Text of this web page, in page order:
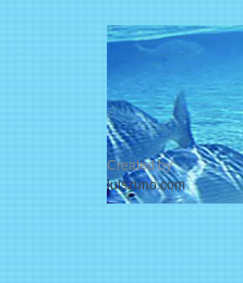
Created by
luiszuno.com